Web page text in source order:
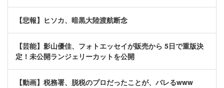
【悲報】ヒソカ、暗黒大陸渡航断念
【芸能】影山優佳、フォトエッセイが販売から 5日で重版決
定！未公開ランジェリーカットを公開
【動画】税務署、脱税のプロだったことが、バレるwww